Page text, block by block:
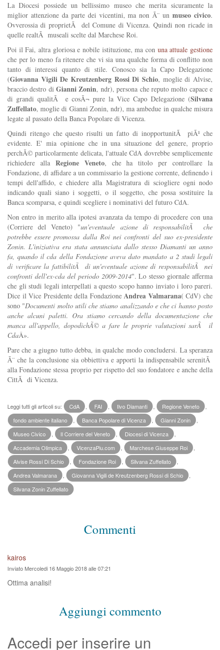
La Diocesi possiede un bellissimo museo che merita sicuramente la
miglior attenzione da parte dei vicentini, ma non Ã¨ unmuseo civico.
Ovverossia di proprietÃ del Comune di Vicenza. Quindi non ricade in
quelle realtÃ museali scelte dal Marchese Roi.
Poi il Fai, altra gloriosa e nobile istituzione, ma con una attuale gestione
che per lo meno fa ritenere che vi sia una qualche forma di conflitto non
tanto di interessi quanto di stile. Conosco sia la Capo Delegazione
(Giovanna Vigili De Kreutzenberg Rossi Di Schio, moglie di Alvise,
braccio destro diGianni Zonin, ndr), persona che reputo molto capace e
di grandi qualitÃ e cosÃ¬ pure la Vice Capo Delegazione (Silvana
Zuffellato, moglie di Gianni Zonin, ndr), ma ambedue in qualche misura
legate al passato della Banca Popolare di Vicenza.
Quindi ritengo che questo risulti un fatto di inopportunitÃ piÃ¹ che
evidente. E' mia opinione che in una situazione del genere, proprio
perchÃ© particolarmente delicata, l'attuale CdA dovrebbe semplicemente
richiedere allaRegione Veneto, che ha titolo per controllare la
Fondazione, di affidare a un commissario la gestione corrente, definendo i
tempi dell'affido, e chiedere alla Magistratura di sciogliere ogni nodo
indicando quali siano i soggetti, o il soggetto, che possa sostituire la
Banca scomparsa, e quindi scegliere i nominativi del futuro CdA.
Non entro in merito alla ipotesi avanzata da tempo di procedere con una
(Corriere del Veneto) "un'eventuale azione di responsabilitÃ che
potrebbe essere promossa dalla Roi nei confronti del suo ex-presidente
Zonin. L'iniziativa era stata annunciata dallo stesso Diamanti un anno
fa, quando il cda della Fondazione aveva dato mandato a 2 studi legali
di verificare la fattibilitÃ di un'eventuale azione di responsabilitÃ nei
confronti dell'ex-cda del periodo 2009-2014". Lo stesso giornale afferma
che gli studi legali interpellati a questo scopo hanno inviato i loro pareri.
Dice il Vice Presidente della FondazioneAndrea Valmarana( CdV) che
sono "Documenti molto utili che stiamo analizzando e che ci hanno posto
anche alcuni paletti. Ora stiamo cercando della documentazione che
manca all'appello, dopodichÃ© a fare le proprie valutazioni sarÃ il
CdaÂ».
Pare che a giugno tutto debba, in qualche modo concludersi. La speranza
Ã¨ che la conclusione sia obbiettiva e apporti la indispensabile serenitÃ
alla Fondazione stessa proprio per rispetto del suo fondatore e anche della
CittÃ di Vicenza.
Leggi tutti gli articoli su: CdA FAI Ilvo Diamanti Regione Veneto
fondo ambiente italiano
Banca Popolare di Vicenza Gianni Zonin
Museo Civico
Il Corriere del Veneto Diocesi di Vicenza
Accademia Olimpica
VicenzaPiu.com Marchese Giuseppe Roi
Alvise Rossi Di Schio
Fondazione Roi Silvana Zuffellato
Andrea Valmarana
Giovanna Vigili de Kreutzenberg Rossi di Schio
Silvana Zonin Zuffellato
Commenti
kairos
Inviato Mercoledi 16 Maggio 2018 alle 07:21
Ottima analisi!
Aggiungi commento
Accedi per inserire un